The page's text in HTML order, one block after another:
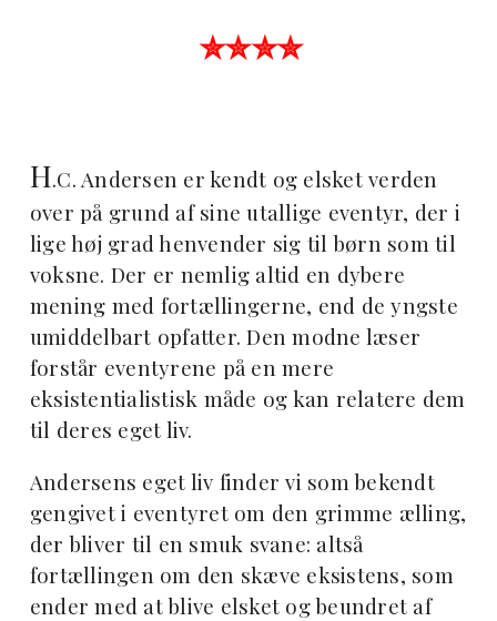
✮✮✮✮
H.C. Andersen er kendt og elsket verden
over på grund af sine utallige eventyr, der i
lige høj grad henvender sig til børn som til
voksne. Der er nemlig altid en dybere
mening med fortællingerne, end de yngste
umiddelbart opfatter. Den modne læser
forstår eventyrene på en mere
eksistentialistisk måde og kan relatere dem
til deres eget liv.
Andersens eget liv finder vi som bekendt
gengivet i eventyret om den grimme ælling,
der bliver til en smuk svane: altså
fortællingen om den skæve eksistens, som
ender med at blive elsket og beundret af